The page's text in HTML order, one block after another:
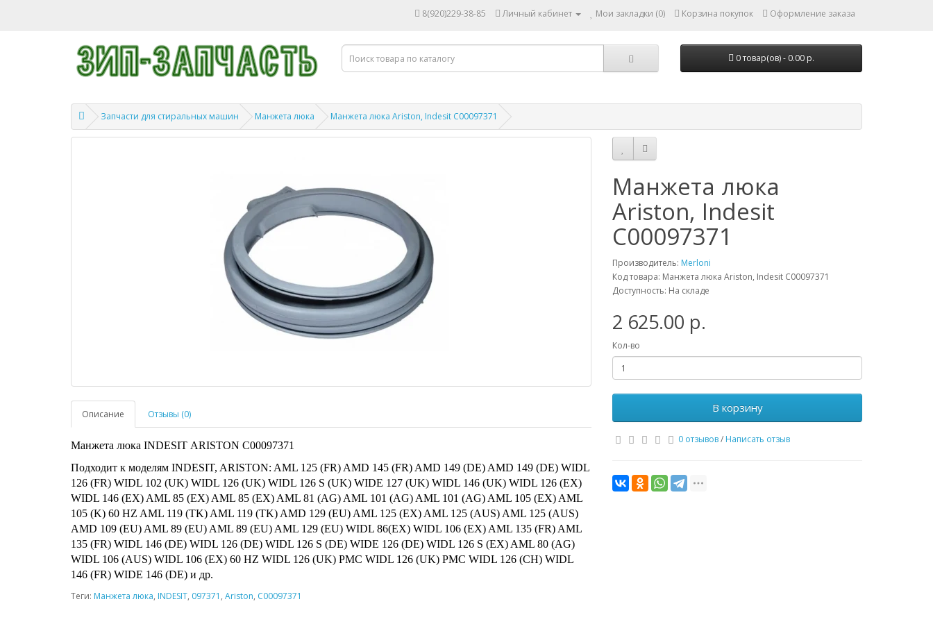
8(920)229-38-85 Личный кабинет Мои закладки (0) Корзина покупок Оформление заказа
0 товар(ов) - 0.00 р.
Запчасти для стиральных машин Манжета люка Манжета люка Ariston, Indesit C00097371
Описание Отзывы (0)
Манжета люка INDESIT ARISTON C00097371
Подходит к моделям INDESIT, ARISTON: AML 125 (FR) AMD 145 (FR) AMD 149 (DE) AMD 149 (DE) WIDL
126 (FR) WIDL 102 (UK) WIDL 126 (UK) WIDL 126 S (UK) WIDE 127 (UK) WIDL 146 (UK) WIDL 126 (EX)
WIDL 146 (EX) AML 85 (EX) AML 85 (EX) AML 81 (AG) AML 101 (AG) AML 101 (AG) AML 105 (EX) AML
105 (K) 60 HZ AML 119 (TK) AML 119 (TK) AMD 129 (EU) AML 125 (EX) AML 125 (AUS) AML 125 (AUS)
AMD 109 (EU) AML 89 (EU) AML 89 (EU) AML 129 (EU) WIDL 86(EX) WIDL 106 (EX) AML 135 (FR) AML
135 (FR) WIDL 146 (DE) WIDL 126 (DE) WIDL 126 S (DE) WIDE 126 (DE) WIDL 126 S (EX) AML 80 (AG)
WIDL 106 (AUS) WIDL 106 (EX) 60 HZ WIDL 126 (UK) PMC WIDL 126 (UK) PMC WIDL 126 (CH) WIDL
146 (FR) WIDE 146 (DE) и др.
Манжета люка
Ariston, Indesit
C00097371
Производитель: Merloni
Код товара: Манжета люка Ariston, Indesit C00097371
Доступность: На складе
2 625.00 р.
Кол-во
В корзину
0 отзывов/ Написать отзыв
Теги: Манжета люка, INDESIT, 097371 , Ariston, C00097371